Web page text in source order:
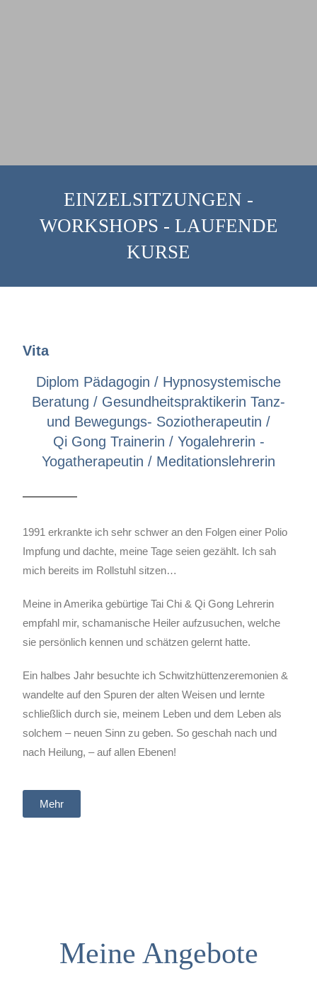
EINZELSITZUNGEN -
WORKSHOPS - LAUFENDE
KURSE
Vita
Diplom Pädagogin / Hypnosystemische
Beratung / Gesundheitspraktikerin Tanz-
und Bewegungs- Soziotherapeutin /
Qi Gong Trainerin / Yogalehrerin -
Yogatherapeutin / Meditationslehrerin
1991 erkrankte ich sehr schwer an den Folgen einer Polio
Impfung und dachte, meine Tage seien gezählt. Ich sah
mich bereits im Rollstuhl sitzen…
Meine in Amerika gebürtige Tai Chi & Qi Gong Lehrerin
empfahl mir, schamanische Heiler aufzusuchen, welche
sie persönlich kennen und schätzen gelernt hatte.
Ein halbes Jahr besuchte ich Schwitzhüttenzeremonien &
wandelte auf den Spuren der alten Weisen und lernte
schließlich durch sie, meinem Leben und dem Leben als
solchem – neuen Sinn zu geben. So geschah nach und
nach Heilung, – auf allen Ebenen!
Mehr
Meine Angebote